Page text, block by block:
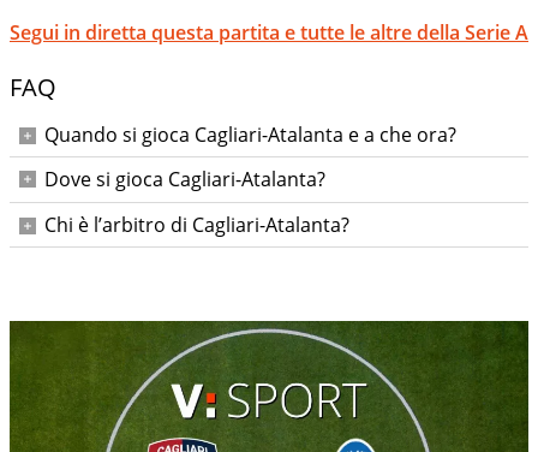
Segui in diretta questa partita e tutte le altre della Serie A
FAQ
Quando si gioca Cagliari-Atalanta e a che ora?
Lunedì 27 aprile 2026 alle ore 18:30.
Dove si gioca Cagliari-Atalanta?
All’Unipol Domus di Cagliari.
Chi è l’arbitro di Cagliari-Atalanta?